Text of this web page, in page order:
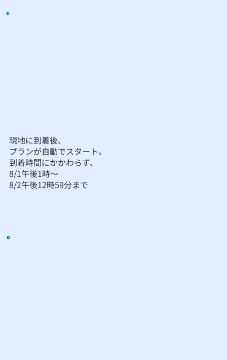
現地に到着後、
プランが自動でスタート。
到着時間にかかわらず、
8/1午後1時～
​8/2午後12時59分まで